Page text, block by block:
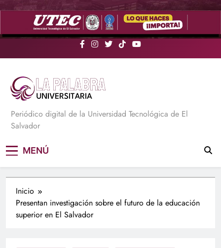
Saltar
La Palabra Universitaria
Periódico digital de la Universidad Tecnológica de El
Salvador
MENÚ
Inicio
Presentan investigación sobre el futuro de la educación
superior en El Salvador